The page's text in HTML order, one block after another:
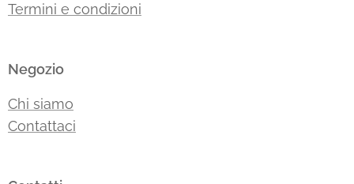
Termini e condizioni
Negozio
Chi siamo
Contattaci